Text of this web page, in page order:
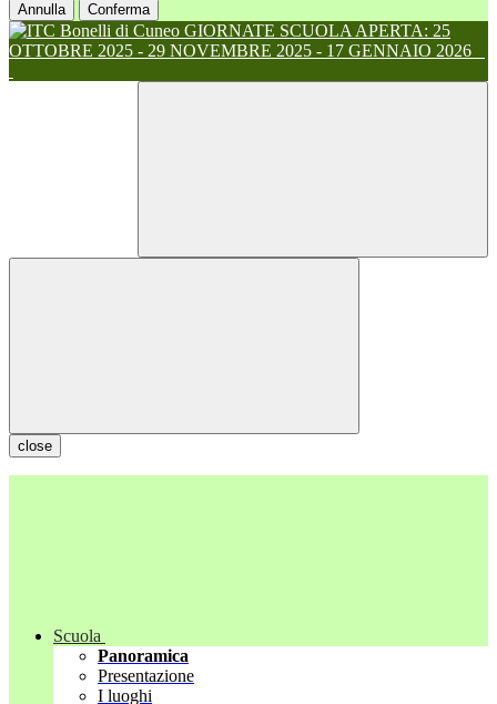
Annulla Conferma
GIORNATE SCUOLA APERTA: 25
OTTOBRE 2025 - 29 NOVEMBRE 2025 - 17 GENNAIO 2026
close
Scuola
Panoramica
Presentazione
I luoghi